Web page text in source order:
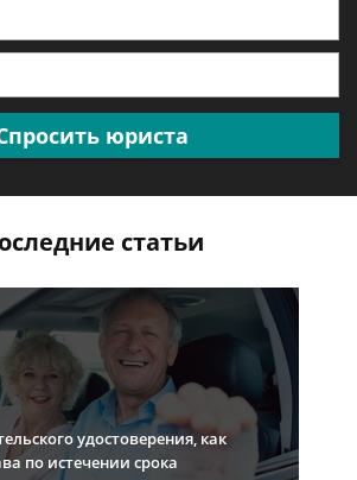
юриста
статьи
удостоверения, как
по истечении срока